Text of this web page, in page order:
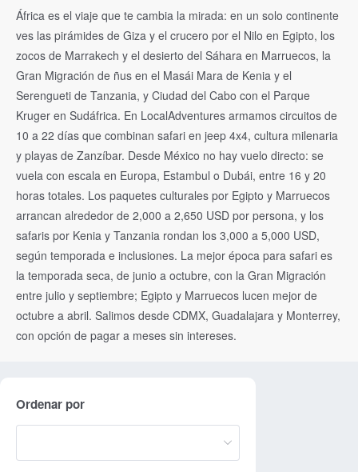
África es el viaje que te cambia la mirada: en un solo continente
ves las pirámides de Giza y el crucero por el Nilo en Egipto, los
zocos de Marrakech y el desierto del Sáhara en Marruecos, la
Gran Migración de ñus en el Masái Mara de Kenia y el
Serengueti de Tanzania, y Ciudad del Cabo con el Parque
Kruger en Sudáfrica. En LocalAdventures armamos circuitos de
10 a 22 días que combinan safari en jeep 4x4, cultura milenaria
y playas de Zanzíbar. Desde México no hay vuelo directo: se
vuela con escala en Europa, Estambul o Dubái, entre 16 y 20
horas totales. Los paquetes culturales por Egipto y Marruecos
arrancan alrededor de 2,000 a 2,650 USD por persona, y los
safaris por Kenia y Tanzania rondan los 3,000 a 5,000 USD,
según temporada e inclusiones. La mejor época para safari es
la temporada seca, de junio a octubre, con la Gran Migración
entre julio y septiembre; Egipto y Marruecos lucen mejor de
octubre a abril. Salimos desde CDMX, Guadalajara y Monterrey,
con opción de pagar a meses sin intereses.
Ordenar por